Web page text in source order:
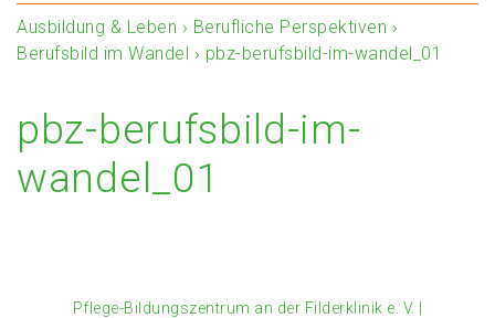
Ausbildung & Leben › Berufliche Perspektiven ›
Berufsbild im Wandel › pbz-berufsbild-im-wandel_01
pbz-berufsbild-im-
wandel_01
Pflege-Bildungszentrum an der Filderklinik e. V.